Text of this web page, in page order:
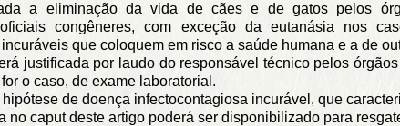
a eliminação da vida de cães e de gatos pelos
oficiais congêneres, com exceção da eutanásia nos
que coloquem em risco a saúde humana e a de
justificada por laudo do responsável técnico pelos
o caso, de exame laboratorial.
hipótese de doença infectocontagiosa incurável, que
no caput deste artigo poderá ser disponibilizado para